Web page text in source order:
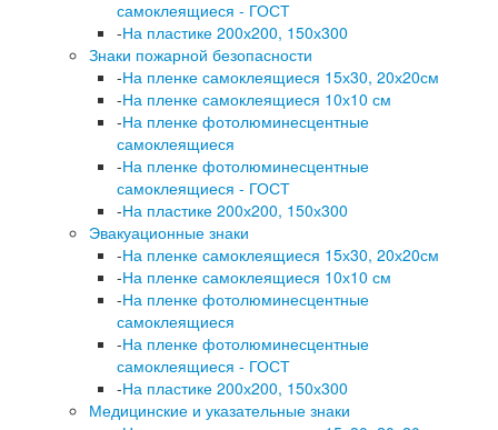
самоклеящиеся - ГОСТ
-На пластике 200х200, 150х300
Знаки пожарной безопасности
-На пленке самоклеящиеся 15х30, 20х20см
-На пленке самоклеящиеся 10х10 см
-На пленке фотолюминесцентные
самоклеящиеся
-На пленке фотолюминесцентные
самоклеящиеся - ГОСТ
-На пластике 200х200, 150х300
Эвакуационные знаки
-На пленке самоклеящиеся 15х30, 20х20см
-На пленке самоклеящиеся 10х10 см
-На пленке фотолюминесцентные
самоклеящиеся
-На пленке фотолюминесцентные
самоклеящиеся - ГОСТ
-На пластике 200х200, 150х300
Медицинские и указательные знаки